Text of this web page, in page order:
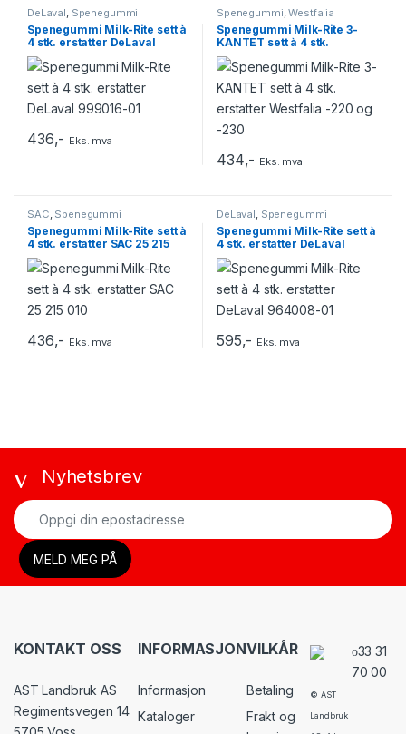
DeLaval, Spenegummi
Spenegummi Milk-Rite sett à
4 stk. erstatter DeLaval
999016-01
436,- Eks. mva
Spenegummi,Westfalia
Spenegummi Milk-Rite 3-
KANTET sett à 4 stk.
erstatter Westfalia -220 og
-230
434,- Eks. mva
SAC Spenegummi
Spenegummi Milk-Rite sett à
4 stk. erstatter SAC 25 215
010
436,- Eks. mva
DeLaval Spenegummi
Spenegummi Milk-Rite sett à
4 stk. erstatter DeLaval
964008-01
595,- Eks. mva
Nyhetsbrev
KONTAKT OSS
AST Landbruk AS
Regimentsvegen 14
INFORMASJON
Informasjon
Kataloger
VILKÅR
Betaling
Frakt og
© AST
Landbruk
33 31
70 00